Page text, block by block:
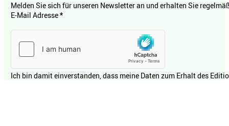
Melden Sie sich für unseren Newsletter an und erhalten Sie
E-Mail Adresse*
Ich bin damit einverstanden, dass meine Daten zum Erhalt des